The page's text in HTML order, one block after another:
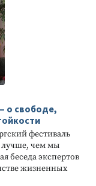
о свободе,
фестиваль
лучше, чем мы
беседа экспертов
жизненных